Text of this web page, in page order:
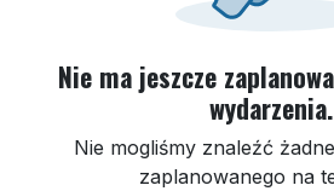
Nie ma jeszcze
wydarzenia.
Nie mogliśmy znaleźć
zaplanowanego na